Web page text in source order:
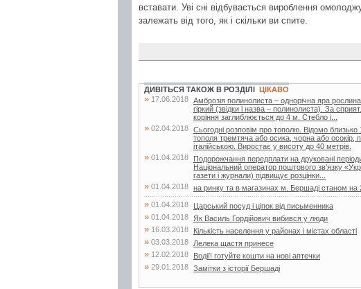
вставати. Уві сні відбувається вироблення
залежать від того, як і скільки ви спите.
ДИВІТЬСЯ ТАКОЖ В РОЗДІЛІ ЦІКАВО
» 17.06.2018 Амброзія полинолиста – однорічна яра
гіркий (звідки і назва – полинолиста). За
коріння заглиблюється до 4 м. Стебло і...
» 02.04.2018 Сьогодні розповім про тополю. Відомо
тополя тремтяча або осика, чорна або
італійською. Виростає у висоту до 40 метрів.
» 01.04.2018
Подорожчання передплати на друковані
Національний оператор поштового зв’язку
газети і журнали) підвищує розцінки...
» 01.04.2018 на ринку та в магазинах м. Бершаді станом на
» 01.04.2018 Царський посуд і ціпок від письменника
» 01.04.2018 Як Василь Гордійович вибився у люди
» 16.03.2018 Кількість населення у районах і містах області
» 03.03.2018 Лелека щастя принесе
» 12.02.2018 Водії! готуйте кошти на нові аптечки
» 29.01.2018 Замітки з історії Бершаді